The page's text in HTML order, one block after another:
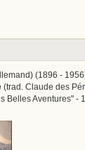
(1896 -
(trad. Claude des
Belles Aventures" -